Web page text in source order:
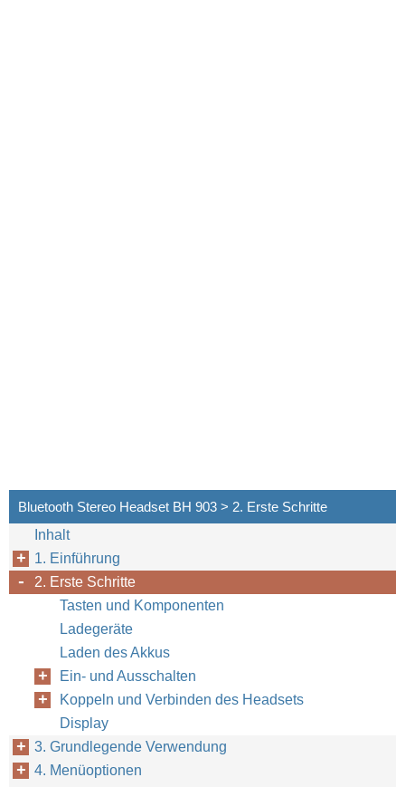
Bluetooth Stereo Headset BH 903 > 2. Erste Schritte
Inhalt
1. Einführung
2. Erste Schritte
Tasten und Komponenten
Ladegeräte
Laden des Akkus
Ein- und Ausschalten
Koppeln und Verbinden des Headsets
Display
3. Grundlegende Verwendung
4. Menüoptionen